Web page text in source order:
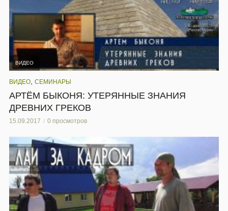
ВИДЕО
ВИДЕО СЕМИНАРЫ
АРТЁМ БЫКОНЯ: УТЕРЯННЫЕ ЗНАНИЯ
ДРЕВНИХ ГРЕКОВ
15.09.2017 0 просмотров